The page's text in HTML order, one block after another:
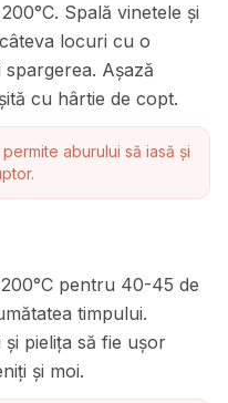
Spală vinetele și
locuri cu o
Așază
cu hârtie de copt.
aburului să iasă și
pentru 40-45 de
timpului.
pielița să fie ușor
și moi.